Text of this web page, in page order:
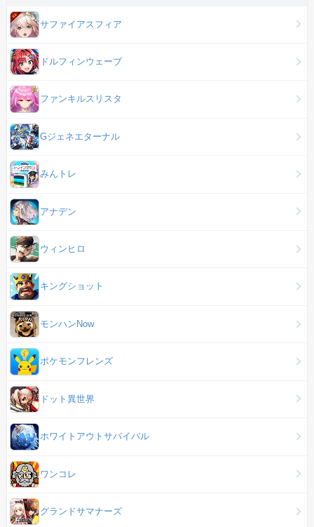
サファイアスフィア
ドルフィンウェーブ
ファンキルスリスタ
Gジェネエターナル
みんトレ
アナデン
ウィンヒロ
キングショット
モンハンNow
ポケモンフレンズ
ドット異世界
ホワイトアウトサバイバル
ワンコレ
グランドサマナーズ